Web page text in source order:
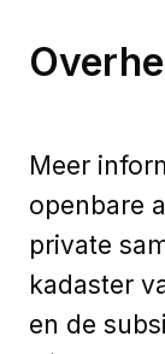
Meer
openbare
private
kadaster
en de